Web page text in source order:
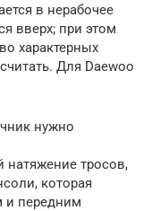
в нерабочее
вверх; при этом
характерных
Для Daewoo
нужно
натяжение тросов,
которая
и передним